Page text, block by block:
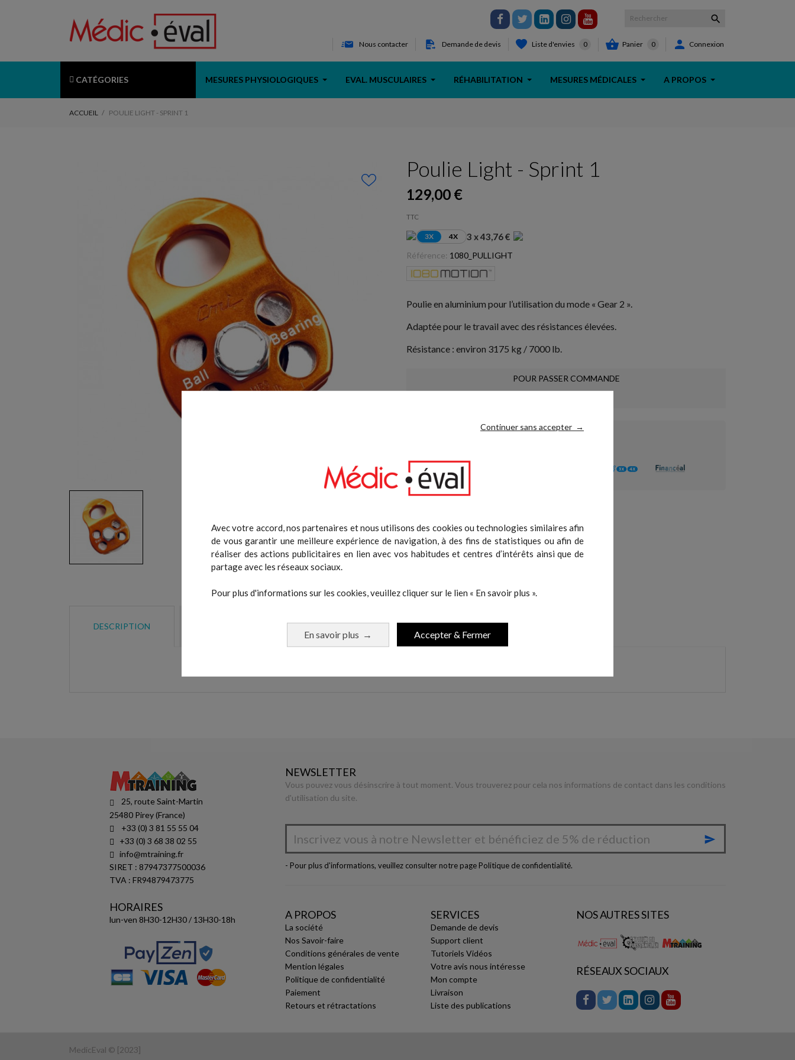
Continuer sans accepter →
Avec votre accord, nos partenaires et nous utilisons des cookies ou technologies similaires afin
de vous garantir une meilleure expérience de navigation, à des fins de statistiques ou afin de
réaliser des actions publicitaires en lien avec vos habitudes et centres d’intérêts ainsi que de
partage avec les réseaux sociaux.
Pour plus d'informations sur les cookies, veuillez cliquer sur le lien « En savoir plus ».
En savoir plus → Accepter & Fermer

Nous contacter Demande de devis Liste d'envies 0  Panier 0  Connexion
CATÉGORIES MESURES PHYSIOLOGIQUES EVAL. MUSCULAIRES RÉHABILITATION MESURES MÉDICALES A PROPOS
ACCUEIL POULIE LIGHT - SPRINT 1
Poulie Light - Sprint 1
129,00 €
TTC
3X 4X 3 x 43,76 €
Référence: 1080_PULLIGHT
Poulie en aluminium pour l’utilisation du mode « Gear 2 ».
Adaptée pour le travail avec des résistances élevées.
Résistance : environ 3175 kg / 7000 lb.
POUR PASSER COMMANDE
Moyens de paiement sécurisés
DESCRIPTION DÉTAILS DU PRODUIT
25, route Saint-Martin
25480 Pirey (France)
+33 (0) 3 81 55 55 04
+33 (0) 3 68 38 02 55
info@mtraining.fr
SIRET : 87947377500036
TVA : FR94879473775
HORAIRES
lun-ven 8H30-12H30 / 13H30-18h
NEWSLETTER
Vous pouvez vous désinscrire à tout moment. Vous trouverez pour cela nos informations de contact dans les conditions
d'utilisation du site.

- Pour plus d'informations, veuillez consulter notre page Politique de confidentialité.
A PROPOS
La société
Nos Savoir-faire
Conditions générales de vente
Mention légales
Politique de confidentialité
Paiement
Retours et rétractations
SERVICES
Demande de devis
Support client
Tutoriels Vidéos
Votre avis nous intéresse
Mon compte
Livraison
Liste des publications
NOS AUTRES SITES
RÉSEAUX SOCIAUX
MedicEval © [2023]